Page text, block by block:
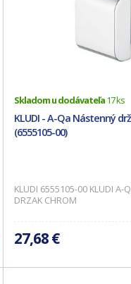
Skladom u dodávateľa17 ks
KLUDI - A-Qa Nástenný
(6555105-00)
KLUDI 6555105-00 KLUDI A-
DRZAK CHROM
27,68 €